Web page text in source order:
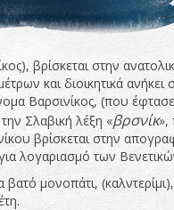
βρίσκεται στην
και διοικητικά
Βαρσινίκος, (που
Σλαβική λέξη «βρσνίκ»,
βρίσκεται στην
λογαριασμό των
βατό μονοπάτι,